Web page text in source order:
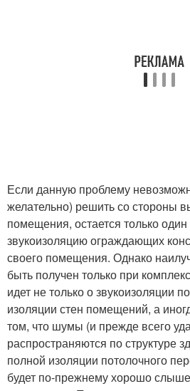
Если данную проблему
желательно) решить со стороны
помещения, остается только
звукоизоляцию ограждающих
своего помещения. Однако
быть получен только при
идет не только о звукоизоляции
изоляции стен помещений, а
том, что шумы (и прежде всего
распространяются по структуре
полной изоляции потолочного
будет по-прежнему хорошо